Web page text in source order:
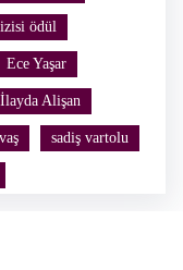
ödül
Ece Yaşar
İlayda Alişan
sadiş vartolu